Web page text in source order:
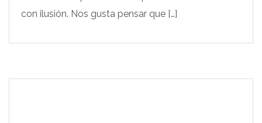
con ilusión. Nos gusta pensar que […]